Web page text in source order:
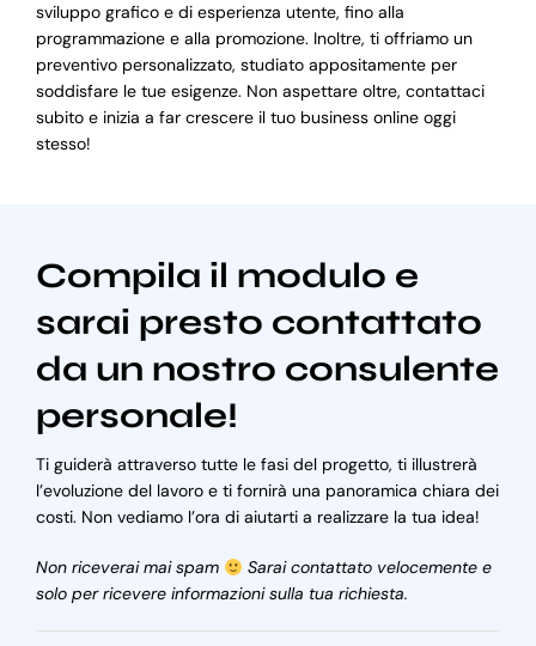
sviluppo grafico e di esperienza utente, fino alla
programmazione e alla promozione. Inoltre, ti offriamo un
preventivo personalizzato, studiato appositamente per
soddisfare le tue esigenze. Non aspettare oltre, contattaci
subito e inizia a far crescere il tuo business online oggi
stesso!
Compila il modulo e
sarai presto contattato
da un nostro consulente
personale!
Ti guiderà attraverso tutte le fasi del progetto, ti illustrerà
l’evoluzione del lavoro e ti fornirà una panoramica chiara dei
costi. Non vediamo l’ora di aiutarti a realizzare la tua idea!
Non riceverai mai spam
Sarai contattato velocemente e
solo per ricevere informazioni sulla tua richiesta.